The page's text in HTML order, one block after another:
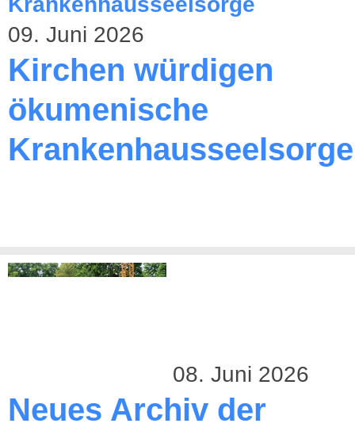
09. Juni 2026
Kirchen würdigen
ökumenische
Krankenhausseelsorge
08. Juni 2026
Neues Archiv der